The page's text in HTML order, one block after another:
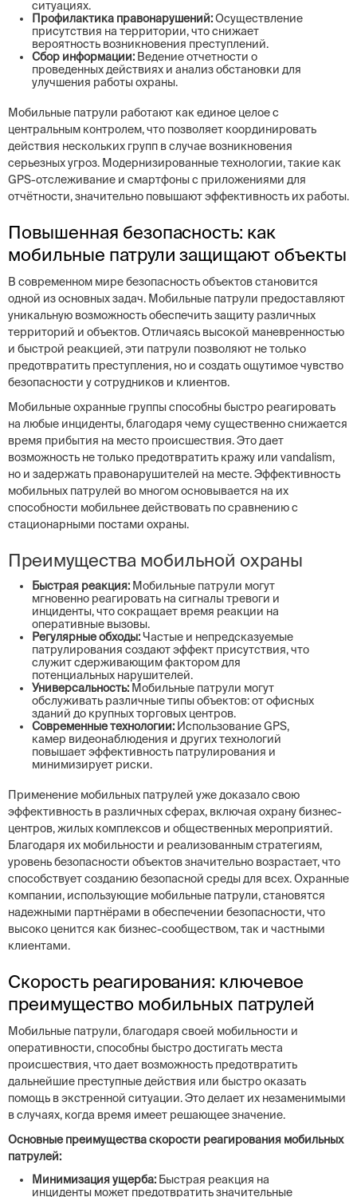
ситуациях.
Профилактика правонарушений:Осуществление
присутствия на территории, что снижает
вероятность возникновения преступлений.
Сбор информации: Ведение отчетности о
проведенных действиях и анализ обстановки для
улучшения работы охраны.
Мобильные патрули работают как единое целое с
центральным контролем, что позволяет координировать
действия нескольких групп в случае возникновения
серьезных угроз. Модернизированные технологии, такие как
GPS-отслеживание и смартфоны с приложениями для
отчётности, значительно повышают эффективность их работы.
Повышенная безопасность: как
мобильные патрули защищают объекты
В современном мире безопасность объектов становится
одной из основных задач. Мобильные патрули предоставляют
уникальную возможность обеспечить защиту различных
территорий и объектов. Отличаясь высокой маневренностью
и быстрой реакцией, эти патрули позволяют не только
предотвратить преступления, но и создать ощутимое чувство
безопасности у сотрудников и клиентов.
Мобильные охранные группы способны быстро реагировать
на любые инциденты, благодаря чему существенно снижается
время прибытия на место происшествия. Это дает
возможность не только предотвратить кражу или vandalism,
но и задержать правонарушителей на месте. Эффективность
мобильных патрулей во многом основывается на их
способности мобильнее действовать по сравнению с
стационарными постами охраны.
Преимущества мобильной охраны
Быстрая реакция: Мобильные патрули могут
мгновенно реагировать на сигналы тревоги и
инциденты, что сокращает время реакции на
оперативные вызовы.
Регулярные обходы:Частые и непредсказуемые
патрулирования создают эффект присутствия, что
служит сдерживающим фактором для
потенциальных нарушителей.
Универсальность: Мобильные патрули могут
обслуживать различные типы объектов: от офисных
зданий до крупных торговых центров.
Современные технологии: Использование GPS,
камер видеонаблюдения и других технологий
повышает эффективность патрулирования и
минимизирует риски.
Применение мобильных патрулей уже доказало свою
эффективность в различных сферах, включая охрану бизнес-
центров, жилых комплексов и общественных мероприятий.
Благодаря их мобильности и реализованным стратегиям,
уровень безопасности объектов значительно возрастает, что
способствует созданию безопасной среды для всех. Охранные
компании, использующие мобильные патрули, становятся
надежными партнёрами в обеспечении безопасности, что
высоко ценится как бизнес-сообществом, так и частными
клиентами.
Скорость реагирования: ключевое
преимущество мобильных патрулей
Мобильные патрули, благодаря своей мобильности и
оперативности, способны быстро достигать места
происшествия, что дает возможность предотвратить
дальнейшие преступные действия или быстро оказать
помощь в экстренной ситуации. Это делает их незаменимыми
в случаях, когда время имеет решающее значение.
Основные преимущества скорости реагирования мобильных
патрулей:
Минимизация ущерба: Быстрая реакция на
инциденты может предотвратить значительные